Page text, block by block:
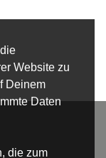
Website zu
Deinem
Daten
die zum